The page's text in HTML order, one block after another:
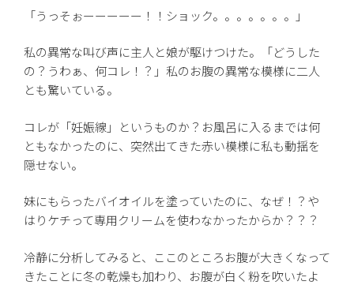
「うっそぉーーーーー！！ショック。。。。。。。」
私の異常な叫び声に主人と娘が駆けつけた。「どうした
の？うわぁ、何コレ！？」私のお腹の異常な模様に二人
とも驚いている。
コレが「妊娠線」というものか？お風呂に入るまでは何
ともなかったのに、突然出てきた赤い模様に私も動揺を
隠せない。
妹にもらったバイオイルを塗っていたのに、なぜ！？や
はりケチって専用クリームを使わなかったからか？？？
冷静に分析してみると、ここのところお腹が大きくなって
きたことに冬の乾燥も加わり、お腹が白く粉を吹いたよ